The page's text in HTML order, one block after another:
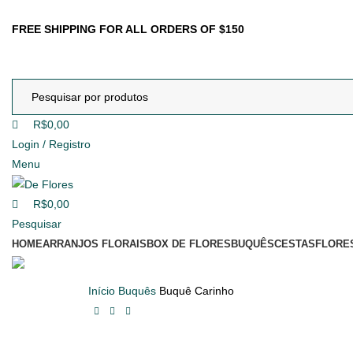
FREE SHIPPING FOR ALL ORDERS OF $150
R$0,00
Login / Registro
Menu
R$0,00
Pesquisar
HOMEARRANJOS FLORAIS BOX DE FLORES BUQUÊSCESTAS
Início Buquês Buquê Carinho